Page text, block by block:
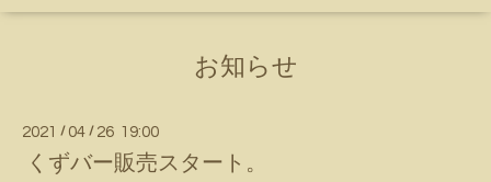
お知らせ
2021 / 04 / 26 19:00
くずバー販売スタート。